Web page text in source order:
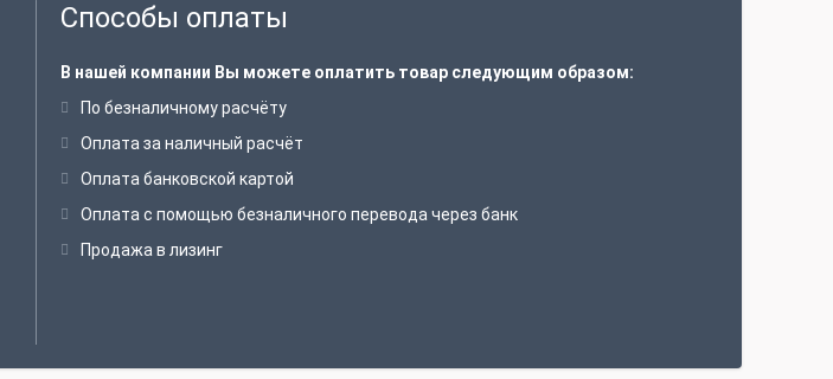
Способы оплаты
В нашей компании Вы можете оплатить товар следующим образом:
По безналичному расчёту
Оплата за наличный расчёт
Оплата банковской картой
Оплата с помощью безналичного перевода через банк
Продажа в лизинг